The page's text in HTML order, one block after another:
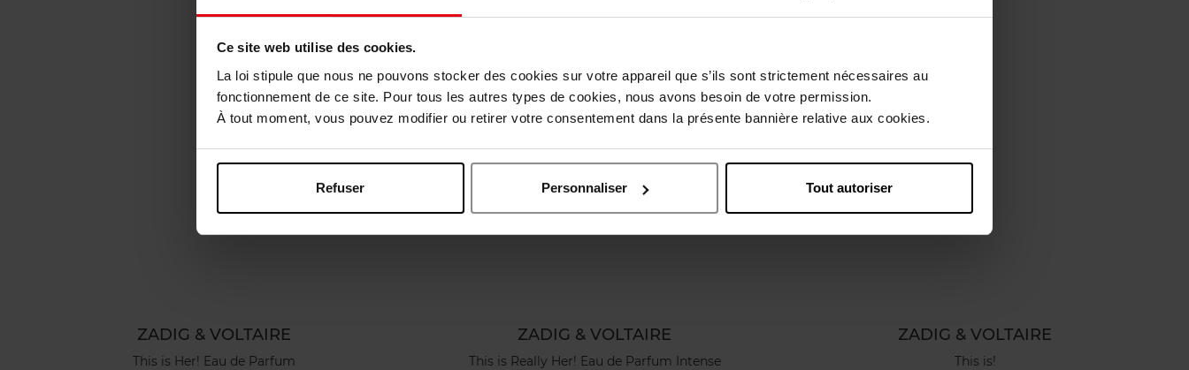
Ce site web utilise des cookies.
La loi stipule que nous ne pouvons stocker des cookies sur votre appareil que s’ils sont strictement nécessaires au
fonctionnement de ce site. Pour tous les autres types de cookies, nous avons besoin de votre permission.
À tout moment, vous pouvez modifier ou retirer votre consentement dans la présente bannière relative aux cookies.
Refuser Personnaliser Tout autoriser
Nog iets vergeten ?
ZADIG & VOLTAIRE
This is Her! Eau de Parfum
ZADIG & VOLTAIRE
This is Really Her! Eau de Parfum Intense
ZADIG & VOLTAIRE
This is!